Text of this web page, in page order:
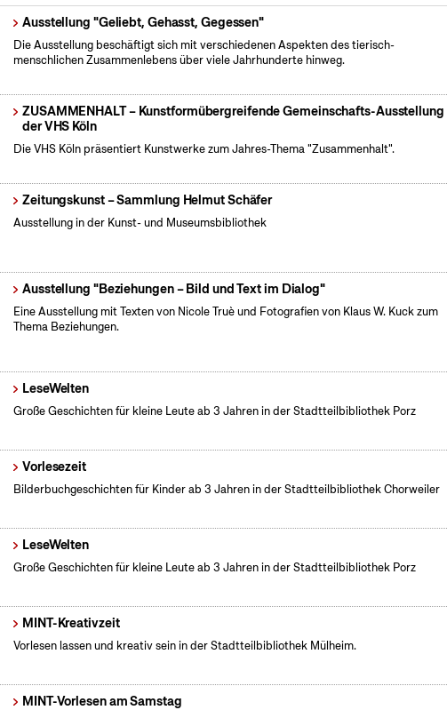
Ausstellung "Geliebt, Gehasst, Gegessen"
Die Ausstellung beschäftigt sich mit verschiedenen Aspekten des tierisch-
menschlichen Zusammenlebens über viele Jahrhunderte hinweg.
ZUSAMMENHALT – Kunstformübergreifende Gemeinschafts-Ausstellung
der VHS Köln
Die VHS Köln präsentiert Kunstwerke zum Jahres-Thema "Zusammenhalt".
Zeitungskunst – Sammlung Helmut Schäfer
Ausstellung in der Kunst- und Museumsbibliothek
Ausstellung "Beziehungen – Bild und Text im Dialog"
Eine Ausstellung mit Texten von Nicole Truè und Fotografien von Klaus W. Kuck zum
Thema Beziehungen.
LeseWelten
Große Geschichten für kleine Leute ab 3 Jahren in der Stadtteilbibliothek Porz
Vorlesezeit
Bilderbuchgeschichten für Kinder ab 3 Jahren in der Stadtteilbibliothek Chorweiler
LeseWelten
Große Geschichten für kleine Leute ab 3 Jahren in der Stadtteilbibliothek Porz
MINT-Kreativzeit
Vorlesen lassen und kreativ sein in der Stadtteilbibliothek Mülheim.
MINT-Vorlesen am Samstag